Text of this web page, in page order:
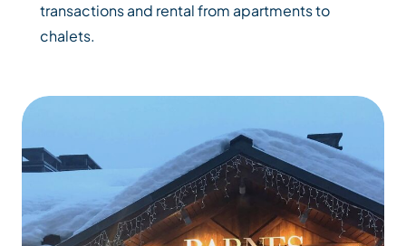
transactions and rental from apartments to
chalets.